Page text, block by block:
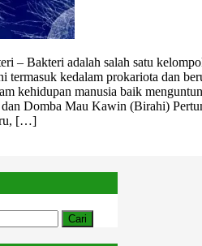
– Bakteri adalah salah satu
termasuk kedalam prokariota dan
kehidupan manusia baik
Domba Mau Kawin (Birahi)
[…]